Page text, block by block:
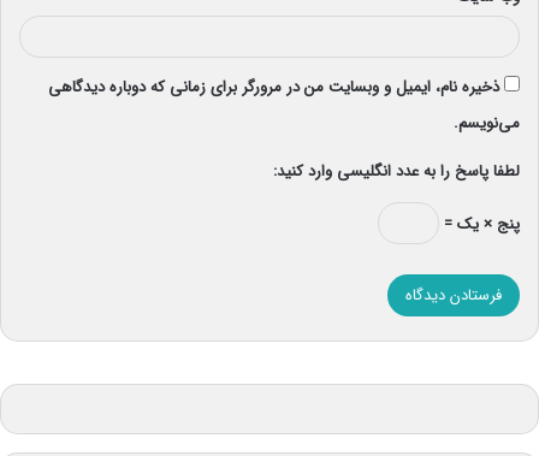
ذخیره نام، ایمیل و وبسایت من در مرورگر برای زمانی که دوباره دیدگاهی
می‌نویسم.
لطفا پاسخ را به عدد انگلیسی وارد کنید:
پنج × یک =